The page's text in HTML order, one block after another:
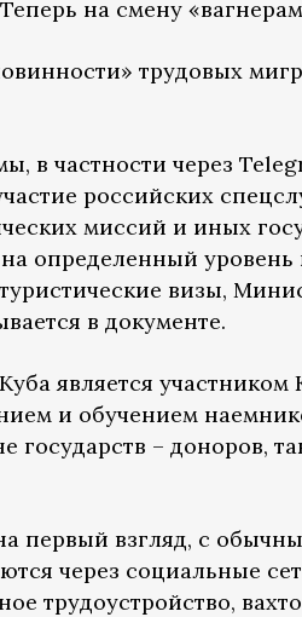
на смену
трудовых
в частности через
российских
миссий и иных
определенный уровень
визы,
в документе.
является
и обучением
государств – доноров,
первый взгляд, с
через социальные
трудоустройство,